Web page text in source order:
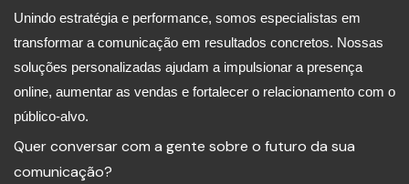
Unindo estratégia e performance, somos especialistas em
transformar a comunicação em resultados concretos. Nossas
soluções personalizadas ajudam a impulsionar a presença
online, aumentar as vendas e fortalecer o relacionamento com o
público-alvo.
Quer conversar com a gente sobre o futuro da sua
comunicação?